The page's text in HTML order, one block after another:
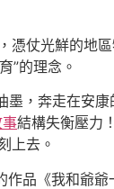
憑仗光鮮的地
”的理念。
，奔走在安
結構失衡壓力
上去。
作品《我和爺